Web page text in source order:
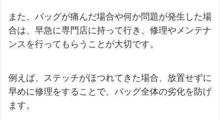
また、バッグが痛んだ場合や何か問題が発生した場
合は、早急に専門店に持って行き、修理やメンテナ
ンスを行ってもらうことが大切です。
例えば、ステッチがほつれてきた場合、放置せずに
早めに修理をすることで、バッグ全体の劣化を防げ
ます。